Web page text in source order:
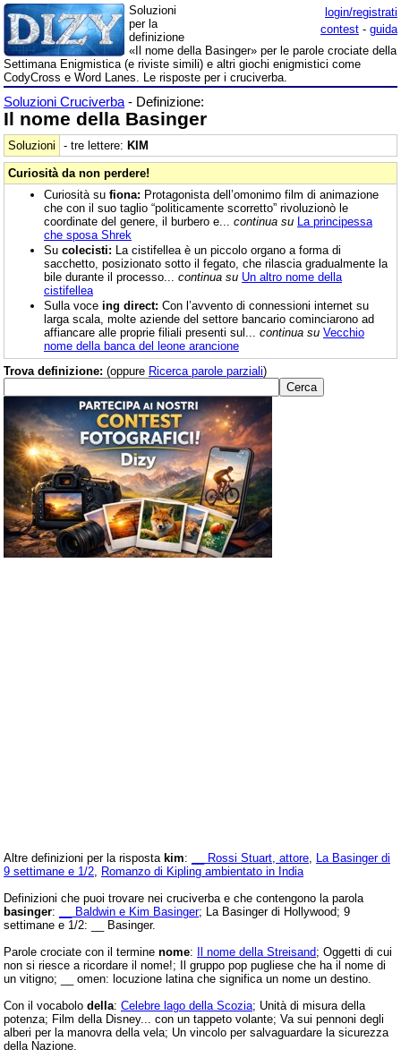
login/registrati
contest - guida
Soluzioni
per la
definizione
«Il nome della Basinger» per le parole crociate della
Settimana Enigmistica (e riviste simili) e altri giochi enigmistici come
CodyCross e Word Lanes. Le risposte per i cruciverba.
Soluzioni Cruciverba - Definizione:
Il nome della Basinger
Soluzioni - tre lettere: KIM
Curiosità da non perdere!
Curiosità su fiona: Protagonista dell’omonimo film di animazione
che con il suo taglio “politicamente scorretto” rivoluzionò le
coordinate del genere, il burbero e... continua su La principessa
che sposa Shrek
Su colecisti: La cistifellea è un piccolo organo a forma di
sacchetto, posizionato sotto il fegato, che rilascia gradualmente la
bile durante il processo... continua su Un altro nome della
cistifellea
Sulla voce ing direct: Con l’avvento di connessioni internet su
larga scala, molte aziende del settore bancario cominciarono ad
affiancare alle proprie filiali presenti sul... continua su Vecchio
nome della banca del leone arancione
Trova definizione: (oppure Ricerca parole parziali)
Altre definizioni per la risposta kim: __ Rossi Stuart, attore La Basinger di
9 settimane e 1/2 Romanzo di Kipling ambientato in India
Definizioni che puoi trovare nei cruciverba e che contengono la parola
basinger: __ Baldwin e Kim Basinger; La Basinger di Hollywood; 9
settimane e 1/2: __ Basinger.
Parole crociate con il termine nome: Il nome della Streisand; Oggetti di cui
non si riesce a ricordare il nome!; Il gruppo pop pugliese che ha il nome di
un vitigno; __ omen: locuzione latina che significa un nome un destino.
Con il vocabolo della: Celebre lago della Scozia; Unità di misura della
potenza; Film della Disney... con un tappeto volante; Va sui pennoni degli
alberi per la manovra della vela; Un vincolo per salvaguardare la sicurezza
della Nazione.